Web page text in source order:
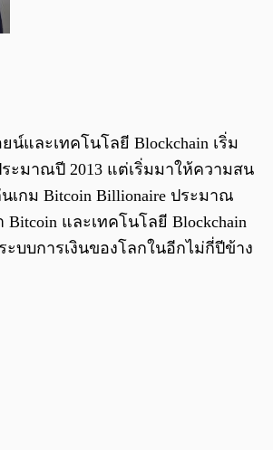
น์และเทคโนโลยี Blockchain เริ่ม
ะมาณปี 2013 แต่เริ่มมาให้ความสน
เกม Bitcoin Billionaire ประมาณ
Bitcoin และเทคโนโลยี Blockchain
ะบบการเงินของโลกในอีกไม่กี่ปีข้าง